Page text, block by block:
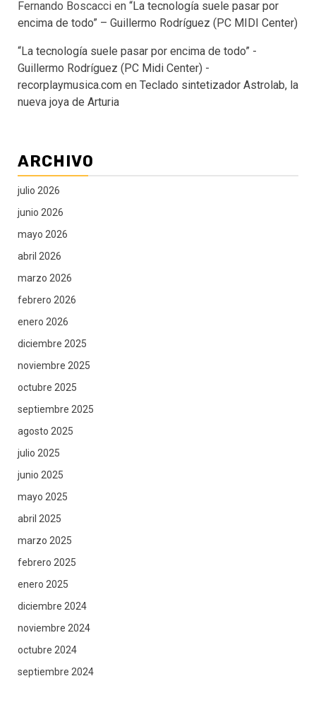
Fernando Boscacci en “La tecnología suele pasar por
encima de todo” – Guillermo Rodríguez (PC MIDI Center)
“La tecnología suele pasar por encima de todo” -
Guillermo Rodríguez (PC Midi Center) -
recorplaymusica.com en Teclado sintetizador Astrolab, la
nueva joya de Arturia
ARCHIVO
julio 2026
junio 2026
mayo 2026
abril 2026
marzo 2026
febrero 2026
enero 2026
diciembre 2025
noviembre 2025
octubre 2025
septiembre 2025
agosto 2025
julio 2025
junio 2025
mayo 2025
abril 2025
marzo 2025
febrero 2025
enero 2025
diciembre 2024
noviembre 2024
octubre 2024
septiembre 2024